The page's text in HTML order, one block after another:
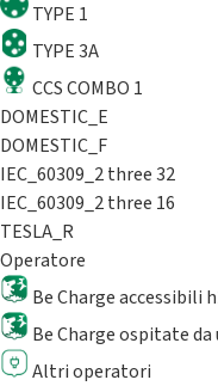
TYPE 1
TYPE 3A
CCS COMBO 1
DOMESTIC_E
DOMESTIC_F
IEC_60309_2 three 32
IEC_60309_2 three 16
TESLA_R
Operatore
Be Charge accessibili
Be Charge ospitate
Altri operatori